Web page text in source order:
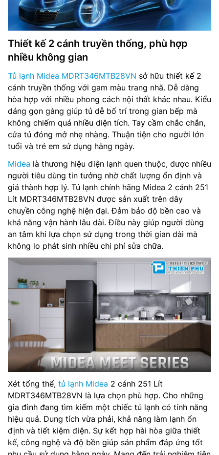
Thiết kế 2 cánh truyền thống, phù hợp
nhiều không gian
Tủ lạnh Midea MDRT346MTB28VN sở hữu thiết kế 2
cánh truyền thống với gam màu trang nhã. Dễ dàng
hòa hợp với nhiều phong cách nội thất khác nhau. Kiểu
dáng gọn gàng giúp tủ dễ bố trí trong gian bếp mà
không chiếm quá nhiều diện tích. Tay cầm chắc chắn,
cửa tủ đóng mở nhẹ nhàng. Thuận tiện cho người lớn
tuổi và trẻ em sử dụng hằng ngày.
Midea là thương hiệu điện lạnh quen thuộc, được nhiều
người tiêu dùng tin tưởng nhờ chất lượng ổn định và
giá thành hợp lý. Tủ lạnh chính hãng Midea 2 cánh 251
Lít MDRT346MTB28VN được sản xuất trên dây
chuyền công nghệ hiện đại. Đảm bảo độ bền cao và
khả năng vận hành lâu dài. Điều này giúp người dùng
an tâm khi lựa chọn sử dụng trong thời gian dài mà
không lo phát sinh nhiều chi phí sửa chữa.
Xét tổng thể, tủ lạnh Midea 2 cánh 251 Lít
MDRT346MTB28VN là lựa chọn phù hợp. Cho những
gia đình đang tìm kiếm một chiếc tủ lạnh có tính năng
hiệu quả. Dung tích vừa phải, khả năng làm lạnh ổn
định và tiết kiệm điện. Sự kết hợp hài hòa giữa thiết
kế, công nghệ và độ bền giúp sản phẩm đáp ứng tốt